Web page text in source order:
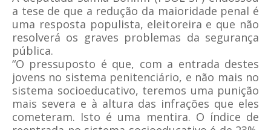
a tese de que a redução da maioridade penal é
uma resposta populista, eleitoreira e que não
resolverá os graves problemas da segurança
pública.
“O pressuposto é que, com a entrada destes
jovens no sistema penitenciário, e não mais no
sistema socioeducativo, teremos uma punição
mais severa e à altura das infrações que eles
cometeram. Isto é uma mentira. O índice de